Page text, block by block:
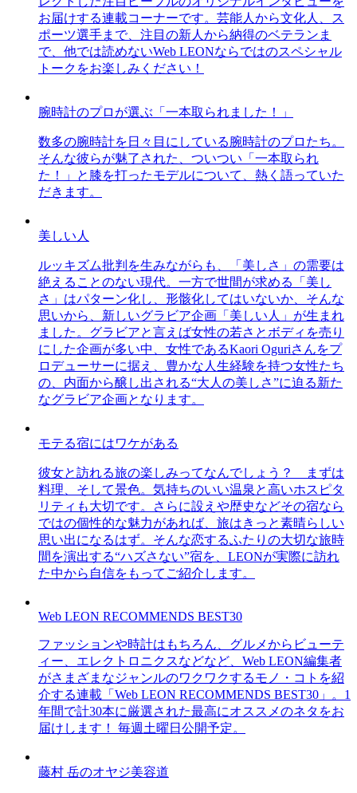
お届けする連載コーナーです。芸能人から文化人、ス
ポーツ選手まで、注目の新人から納得のベテランま
で、他では読めないWeb LEONならではのスペシャル
トークをお楽しみください！
腕時計のプロが選ぶ「一本取られました！」
数多の腕時計を日々目にしている腕時計のプロたち。
そんな彼らが魅了された、ついつい「一本取られ
た！」と膝を打ったモデルについて、熱く語っていた
だきます。
美しい人
ルッキズム批判を生みながらも、「美しさ」の需要は
絶えることのない現代。一方で世間が求める「美し
さ」はパターン化し、形骸化してはいないか、そんな
思いから、新しいグラビア企画「美しい人」が生まれ
ました。グラビアと言えば女性の若さとボディを売り
にした企画が多い中、女性であるKaori Oguriさんをプ
ロデューサーに据え、豊かな人生経験を持つ女性たち
の、内面から醸し出される“大人の美しさ”に迫る新た
なグラビア企画となります。
モテる宿にはワケがある
彼女と訪れる旅の楽しみってなんでしょう？ まずは
料理、そして景色。気持ちのいい温泉と高いホスピタ
リティも大切です。さらに設えや歴史などその宿なら
ではの個性的な魅力があれば、旅はきっと素晴らしい
思い出になるはず。そんな恋するふたりの大切な旅時
間を演出する“ハズさない”宿を、LEONが実際に訪れ
た中から自信をもってご紹介します。
Web LEON RECOMMENDS BEST30
ファッションや時計はもちろん、グルメからビューテ
ィー、エレクトロニクスなどなど、Web LEON編集者
がさまざまなジャンルのワクワクするモノ・コトを紹
介する連載「Web LEON RECOMMENDS BEST30」。1
年間で計30本に厳選された最高にオススメのネタをお
届けします！ 毎週土曜日公開予定。
藤村 岳のオヤジ美容道